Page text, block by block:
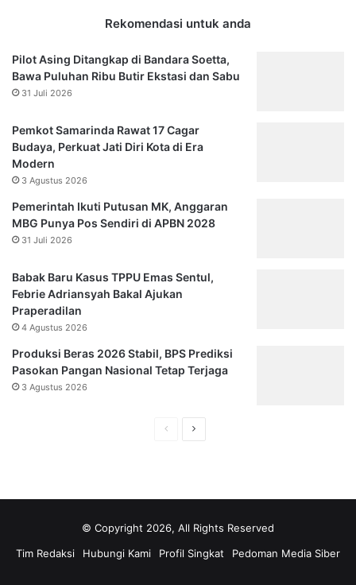
Rekomendasi untuk anda
Pilot Asing Ditangkap di Bandara Soetta,
Bawa Puluhan Ribu Butir Ekstasi dan Sabu
31 Juli 2026
Pemkot Samarinda Rawat 17 Cagar
Budaya, Perkuat Jati Diri Kota di Era
Modern
3 Agustus 2026
Pemerintah Ikuti Putusan MK, Anggaran
MBG Punya Pos Sendiri di APBN 2028
31 Juli 2026
Babak Baru Kasus TPPU Emas Sentul,
Febrie Adriansyah Bakal Ajukan
Praperadilan
4 Agustus 2026
Produksi Beras 2026 Stabil, BPS Prediksi
Pasokan Pangan Nasional Tetap Terjaga
3 Agustus 2026
HalamanHalaman
© Copyright 2026, All Rights Reserved
Tim Redaksi
Hubungi Kami Profil Singkat Pedoman Media Siber